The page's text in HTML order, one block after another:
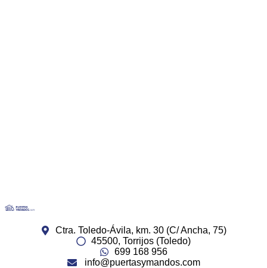
Ctra. Toledo-Ávila, km. 30 (C/ Ancha, 75)
45500, Torrijos (Toledo)
699 168 956
info@puertasymandos.com